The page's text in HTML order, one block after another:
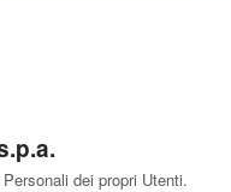
dei propri Utenti.